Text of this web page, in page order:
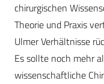
chirurgischen
Theorie und Praxis
Ulmer Verhältnisse
Es sollte noch mehr
wissenschaftliche